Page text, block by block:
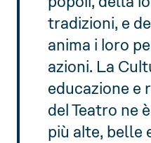
tradizioni, e
anima i loro
azioni. La
educazione e
del Teatro ne
più alte, belle